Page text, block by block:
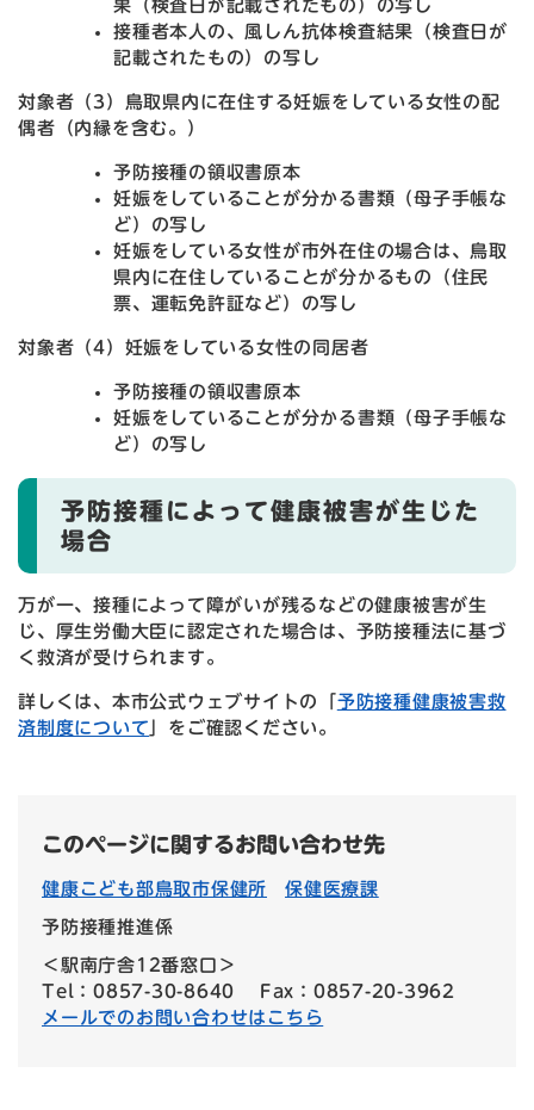
果（検査日が記載されたもの）の写し
接種者本人の、風しん抗体検査結果（検査日が
記載されたもの）の写し
対象者（3）鳥取県内に在住する妊娠をしている女性の配
偶者（内縁を含む。）
予防接種の領収書原本
妊娠をしていることが分かる書類（母子手帳な
ど）の写し
妊娠をしている女性が市外在住の場合は、鳥取
県内に在住していることが分かるもの（住民
票、運転免許証など）の写し
対象者（4）妊娠をしている女性の同居者
予防接種の領収書原本
妊娠をしていることが分かる書類（母子手帳な
ど）の写し
予防接種によって健康被害が生じた
場合
万が一、接種によって障がいが残るなどの健康被害が生
じ、厚生労働大臣に認定された場合は、予防接種法に基づ
く救済が受けられます。
詳しくは、本市公式ウェブサイトの「 予防接種健康被害救
済制度について 」をご確認ください。
このページに関するお問い合わせ先
健康こども部鳥取市保健所 保健医療課
予防接種推進係
＜駅南庁舎12番窓口＞
Tel：0857-30-8640
Fax：0857-20-3962
メールでのお問い合わせはこちら